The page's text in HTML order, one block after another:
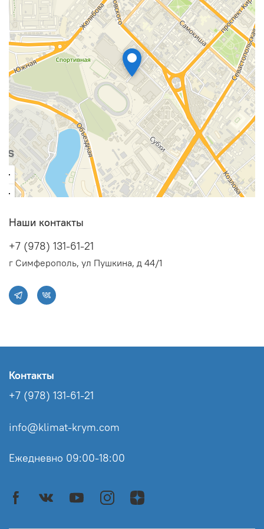
декларацию соответствия Таможенного союза.
Малошумные, но мощные вентиляторы (максимальный
воздушный поток 165 м3/ч) обеспечивают эффективную
работу рециркуляторов. Звуковой диапазон
вентиляторов находится в пределах санитарных норм
40-45 Дб.
Наши контакты
+7 (978) 131-61-21
г Симферополь, ул Пушкина, д 44/1
Контакты
+7 (978) 131-61-21
info@klimat-krym.com
Ежедневно 09:00-18:00